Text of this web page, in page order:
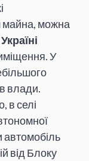
можна
У
влади.
в селі
автомобіль
від Блоку